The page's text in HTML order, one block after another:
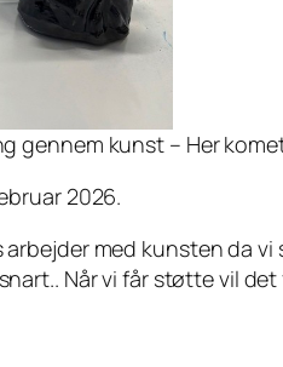
gennem kunst – Her
2026.
med kunsten da
Når vi får støtte vil